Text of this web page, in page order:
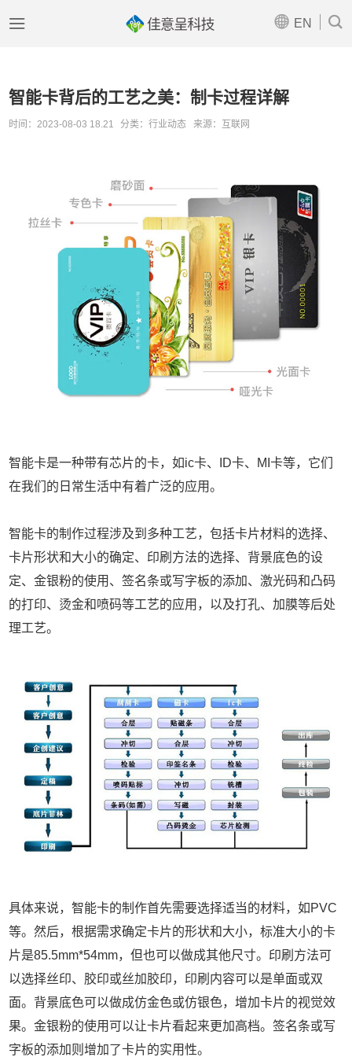
  EN 
智能卡背后的工艺之美：制卡过程详解
时间：2023-08-03 18.21 分类：行业动态 来源：互联网
智能卡是一种带有芯片的卡，如ic卡、ID卡、MI卡等，它们
在我们的日常生活中有着广泛的应用。
智能卡的制作过程涉及到多种工艺，包括卡片材料的选择、
卡片形状和大小的确定、印刷方法的选择、背景底色的设
定、金银粉的使用、签名条或写字板的添加、激光码和凸码
的打印、烫金和喷码等工艺的应用，以及打孔、加膜等后处
理工艺。
具体来说，智能卡的制作首先需要选择适当的材料，如PVC
等。然后，根据需求确定卡片的形状和大小，标准大小的卡
片是85.5mm*54mm，但也可以做成其他尺寸。印刷方法可
以选择丝印、胶印或丝加胶印，印刷内容可以是单面或双
面。背景底色可以做成仿金色或仿银色，增加卡片的视觉效
果。金银粉的使用可以让卡片看起来更加高档。签名条或写
字板的添加则增加了卡片的实用性。